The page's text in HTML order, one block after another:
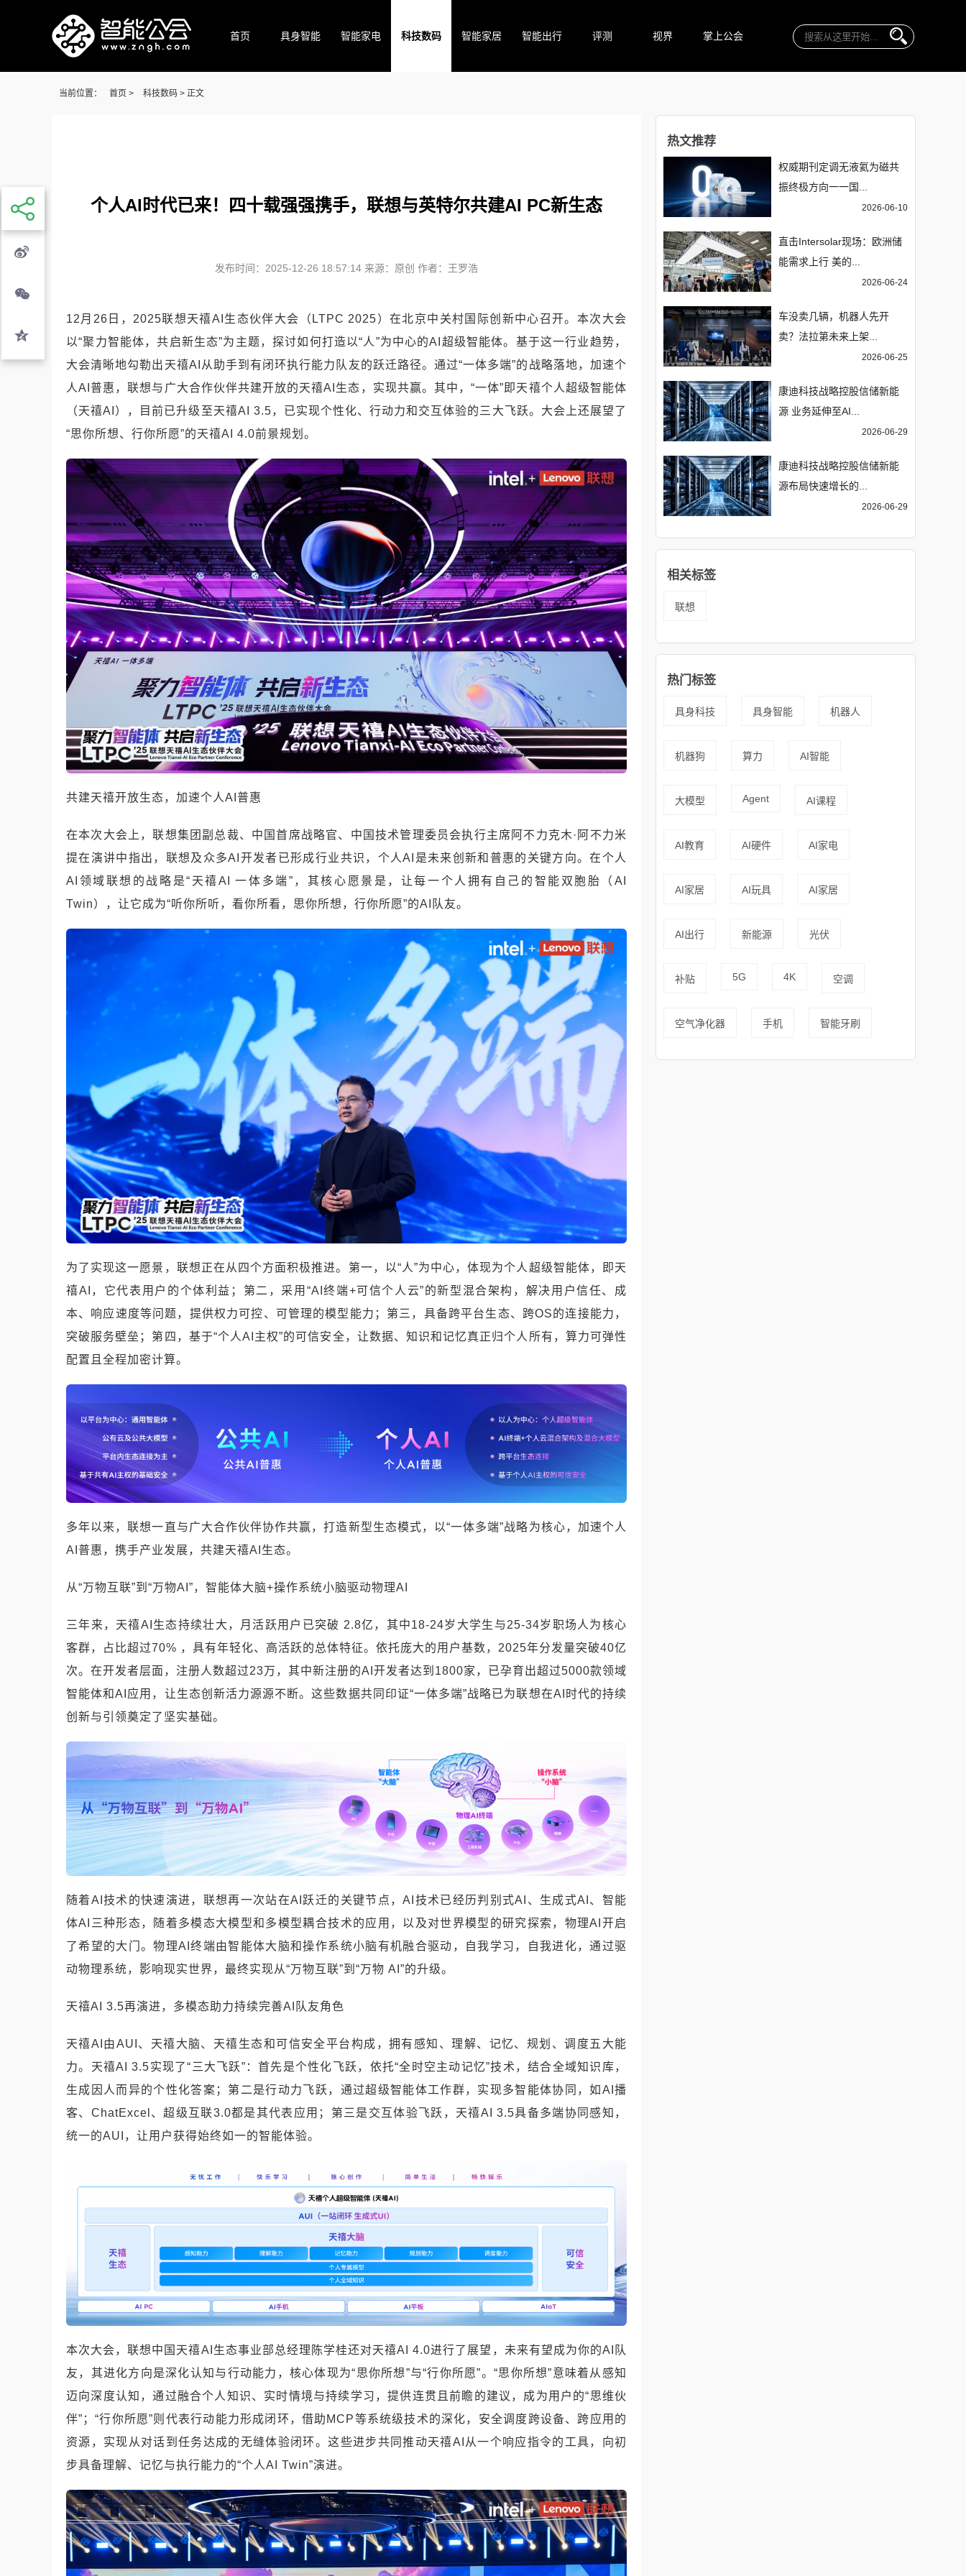
首页 具身智能 智能家电 科技数码 智能家居 智能出行 评测 视界 掌上公会
当前位置： 首页 > 科技数码 > 正文
个人AI时代已来！四十载强强携手，联想与英特尔共建AI PC新生态
发布时间：2025-12-26 18:57:14 来源：原创 作者：王罗浩
12月26日，2025联想天禧AI生态伙伴大会（LTPC 2025）在北京中关村国际创新中心召开。本次大会
以“聚力智能体，共启新生态”为主题，探讨如何打造以“人”为中心的AI超级智能体。基于这一行业趋势，
大会清晰地勾勒出天禧AI从助手到有闭环执行能力队友的跃迁路径。通过“一体多端”的战略落地，加速个
人AI普惠，联想与广大合作伙伴共建开放的天禧AI生态，实现共赢。其中，“一体”即天禧个人超级智能体
（天禧AI），目前已升级至天禧AI 3.5，已实现个性化、行动力和交互体验的三大飞跃。大会上还展望了
“思你所想、行你所愿”的天禧AI 4.0前景规划。
共建天禧开放生态，加速个人AI普惠
在本次大会上，联想集团副总裁、中国首席战略官、中国技术管理委员会执行主席阿不力克木·阿不力米
提在演讲中指出，联想及众多AI开发者已形成行业共识，个人AI是未来创新和普惠的关键方向。在个人
AI领域联想的战略是“天禧AI 一体多端”，其核心愿景是，让每一个人拥有自己的智能双胞胎（AI
Twin），让它成为“听你所听，看你所看，思你所想，行你所愿”的AI队友。
为了实现这一愿景，联想正在从四个方面积极推进。第一，以“人”为中心，体现为个人超级智能体，即天
禧AI，它代表用户的个体利益；第二，采用“AI终端+可信个人云”的新型混合架构，解决用户信任、成
本、响应速度等问题，提供权力可控、可管理的模型能力；第三，具备跨平台生态、跨OS的连接能力，
突破服务壁垒；第四，基于“个人AI主权”的可信安全，让数据、知识和记忆真正归个人所有，算力可弹性
配置且全程加密计算。
多年以来，联想一直与广大合作伙伴协作共赢，打造新型生态模式，以“一体多端”战略为核心，加速个人
AI普惠，携手产业发展，共建天禧AI生态。
从“万物互联”到“万物AI”，智能体大脑+操作系统小脑驱动物理AI
三年来，天禧AI生态持续壮大，月活跃用户已突破 2.8亿，其中18-24岁大学生与25-34岁职场人为核心
客群，占比超过70% ，具有年轻化、高活跃的总体特征。依托庞大的用户基数，2025年分发量突破40亿
次。在开发者层面，注册人数超过23万，其中新注册的AI开发者达到1800家，已孕育出超过5000款领域
智能体和AI应用，让生态创新活力源源不断。这些数据共同印证“一体多端”战略已为联想在AI时代的持续
创新与引领奠定了坚实基础。
随着AI技术的快速演进，联想再一次站在AI跃迁的关键节点，AI技术已经历判别式AI、生成式AI、智能
体AI三种形态，随着多模态大模型和多模型耦合技术的应用，以及对世界模型的研究探索，物理AI开启
了希望的大门。物理AI终端由智能体大脑和操作系统小脑有机融合驱动，自我学习，自我进化，通过驱
动物理系统，影响现实世界，最终实现从“万物互联”到“万物 AI”的升级。
天禧AI 3.5再演进，多模态助力持续完善AI队友角色
天禧AI由AUI、天禧大脑、天禧生态和可信安全平台构成，拥有感知、理解、记忆、规划、调度五大能
力。天禧AI 3.5实现了“三大飞跃”：首先是个性化飞跃，依托“全时空主动记忆”技术，结合全域知识库，
生成因人而异的个性化答案；第二是行动力飞跃，通过超级智能体工作群，实现多智能体协同，如AI播
客、ChatExcel、超级互联3.0都是其代表应用；第三是交互体验飞跃，天禧AI 3.5具备多端协同感知，
统一的AUI，让用户获得始终如一的智能体验。
本次大会，联想中国天禧AI生态事业部总经理陈学桂还对天禧AI 4.0进行了展望，未来有望成为你的AI队
友，其进化方向是深化认知与行动能力，核心体现为“思你所想”与“行你所愿”。“思你所想”意味着从感知
迈向深度认知，通过融合个人知识、实时情境与持续学习，提供连贯且前瞻的建议，成为用户的“思维伙
伴”；“行你所愿”则代表行动能力形成闭环，借助MCP等系统级技术的深化，安全调度跨设备、跨应用的
资源，实现从对话到任务达成的无缝体验闭环。这些进步共同推动天禧AI从一个响应指令的工具，向初
步具备理解、记忆与执行能力的“个人AI Twin”演进。
热文推荐
权威期刊定调无液氦为磁共
振终极方向一一国...
2026-06-10
直击Intersolar现场：欧洲储
能需求上行 美的...
2026-06-24
车没卖几辆，机器人先开
卖？法拉第未来上架...
2026-06-25
康迪科技战略控股信储新能
源 业务延伸至AI...
2026-06-29
康迪科技战略控股信储新能
源布局快速增长的...
2026-06-29
相关标签
联想
热门标签
具身科技 具身智能 机器人
机器狗 算力 AI智能
大模型 Agent AI课程
AI教育 AI硬件 AI家电
AI家居 AI玩具 AI家居
AI出行 新能源 光伏
补贴 5G 4K 空调
空气净化器 手机 智能牙刷